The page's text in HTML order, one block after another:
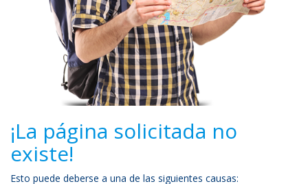
¡La página solicitada no
existe!
Esto puede deberse a una de las siguientes causas: